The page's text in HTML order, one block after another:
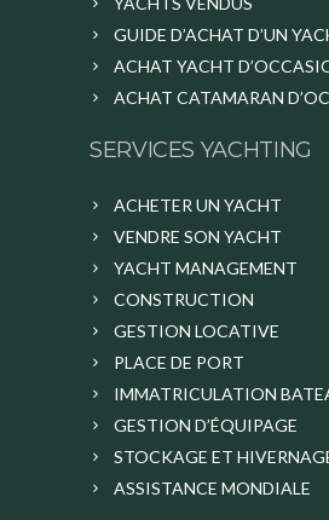
GUIDE D’ACHAT D’UN
ACHAT YACHT
ACHAT CATAMARAN
SERVICES YACHTING
ACHETER UN YACHT
VENDRE SON YACHT
YACHT MANAGEMENT
CONSTRUCTION
GESTION LOCATIVE
PLACE DE PORT
IMMATRICULATION
GESTION D’ÉQUIPAGE
STOCKAGE ET
ASSISTANCE MONDIALE